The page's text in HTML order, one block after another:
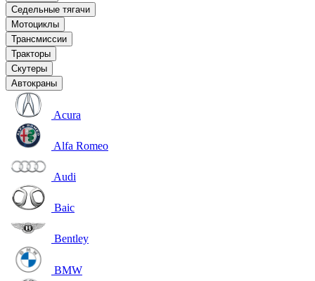
Седельные тягачи
Мотоциклы
Трансмиссии
Тракторы
Скутеры
Автокраны
Acura
Alfa Romeo
Audi
Baic
Bentley
BMW